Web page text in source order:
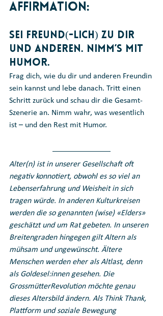
Affirmation:
Sei Freund(-lich) zu dir
und anderen. Nimm’s mit
Humor.
Frag dich, wie du dir und anderen Freundin
sein kannst und lebe danach. Tritt einen
Schritt zurück und schau dir die Gesamt-
Szenerie an. Nimm wahr, was wesentlich
ist – und den Rest mit Humor.
Alter(n) ist in unserer Gesellschaft oft
negativ konnotiert, obwohl es so viel an
Lebenserfahrung und Weisheit in sich
tragen würde. In anderen Kulturkreisen
werden die so genannten (wise) «Elders»
geschätzt und um Rat gebeten. In unseren
Breitengraden hingegen gilt Altern als
mühsam und ungewünscht. Ältere
Menschen werden eher als Altlast, denn
als Goldesel:innen gesehen. Die
GrossmütterRevolution möchte genau
dieses Altersbild ändern. Als Think Thank,
Plattform und soziale Bewegung